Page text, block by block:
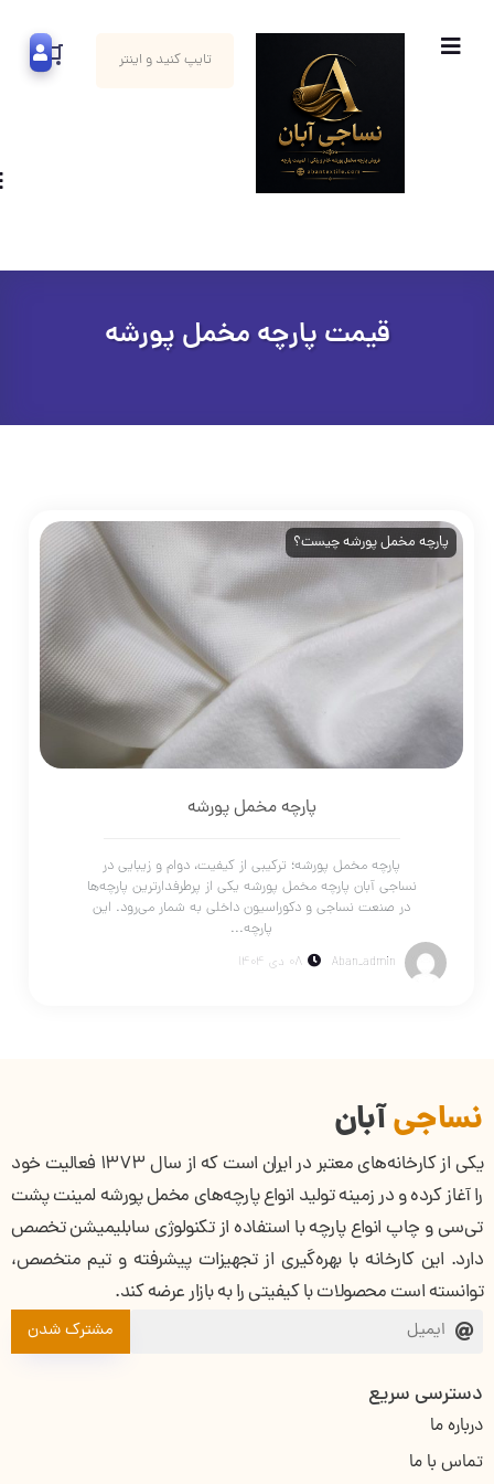
قیمت پارچه مخمل پورشه
پارچه مخمل پورشه چیست؟ پارچه مخمل پورشه؛ ترکیبی از کیفیت، دوام و
پارچه مخمل پورشه
پارچه مخمل پورشه؛ ترکیبی از کیفیت، دوام و زیبایی در
نساجی آبان پارچه مخمل پورشه یکی از پرطرفدارترین پارچه‌ها
در صنعت نساجی و دکوراسیون داخلی به شمار می‌رود. این
پارچه...
Aban_admin 08 دی 1404
نساجیآبان
یکی از کارخانه‌های معتبر در ایران است که از سال ۱۳۷۳ فعالیت خود
را آغاز کرده و در زمینه تولید انواع پارچه‌های مخمل پورشه لمینت پشت
تی‌سی و چاپ انواع پارچه با استفاده از تکنولوژی سابلیمیشن تخصص
دارد. این کارخانه با بهره‌گیری از تجهیزات پیشرفته و تیم متخصص،
توانسته است محصولات با کیفیتی را به بازار عرضه کند.
مشترک شدن
دسترسی سریع
درباره ما
تماس با ما